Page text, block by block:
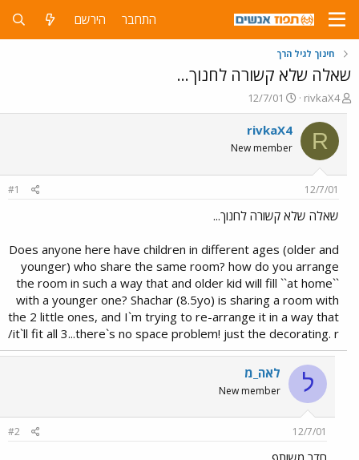
התחבר הירשם
חינוך לגיל הרך
שאלה שלא קשורה לחנוך...
פ
ו
ת
ח
ה
ש
א
rivkaX4
פ
ו
ר
ם
ר
12/7/01
R
rivkaX4
New member
12/7/01
#1
שאלה שלא קשורה לחנוך...
Does anyone here have children in different ages (older and
younger) who share the same room? how do you arrange
the room in such a way that and older kid will fill ``at home``
with a younger one? Shachar (8.5yo) is sharing a room with
the 2 little ones, and I`m trying to re-arrange it in a way that
it`ll fit all 3...there`s no space problem! just the decorating. r/
ל לאה_מ
New member
12/7/01
#2